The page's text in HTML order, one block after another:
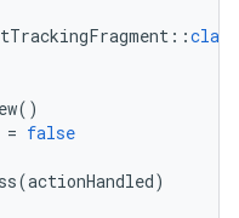
::class
()
= false
(actionHandled)